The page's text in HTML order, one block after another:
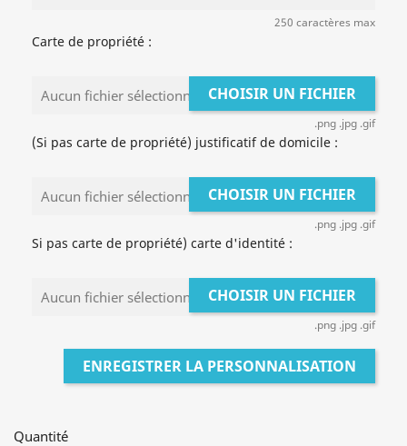
250 caractères max
Carte de propriété :
Aucun fichier sélectionné CHOISIR UN FICHIER
.png .jpg .gif
(Si pas carte de propriété) justificatif de domicile :
Aucun fichier sélectionné CHOISIR UN FICHIER
.png .jpg .gif
Si pas carte de propriété) carte d'identité :
Aucun fichier sélectionné CHOISIR UN FICHIER
.png .jpg .gif
ENREGISTRER LA PERSONNALISATION
Quantité